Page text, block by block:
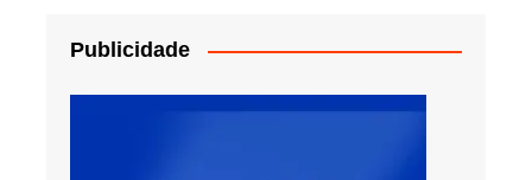
Publicidade